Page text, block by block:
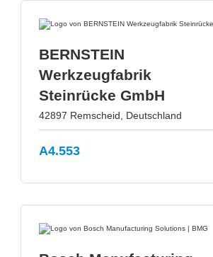
BERNSTEIN
Werkzeugfabrik
Steinrücke GmbH
42897 Remscheid, Deutschland
A4.553